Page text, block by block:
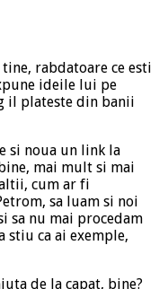
rabdatoare ce esti
ideile lui pe
il plateste din banii
si noua un link la
mai mult si mai
cum ar fi
sa luam si noi
sa nu mai procedam
stiu ca ai exemple,
de la capat, bine?